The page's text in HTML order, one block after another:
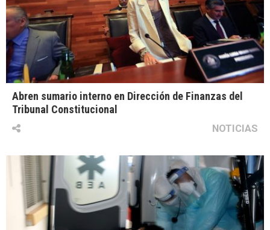
Abren sumario interno en Dirección de Finanzas del
Tribunal Constitucional
NOTICIAS